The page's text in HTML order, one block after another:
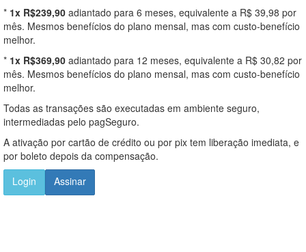
* 1x R$239,90 adiantado para 6 meses, equivalente a R$ 39,98 por
mês. Mesmos benefícios do plano mensal, mas com custo-benefício
melhor.
* 1x R$369,90 adiantado para 12 meses, equivalente a R$ 30,82 por
mês. Mesmos benefícios do plano mensal, mas com custo-benefício
melhor.
Todas as transações são executadas em ambiente seguro,
intermediadas pelo pagSeguro.
A ativação por cartão de crédito ou por pix tem liberação imediata, e
por boleto depois da compensação.
Login
Assinar